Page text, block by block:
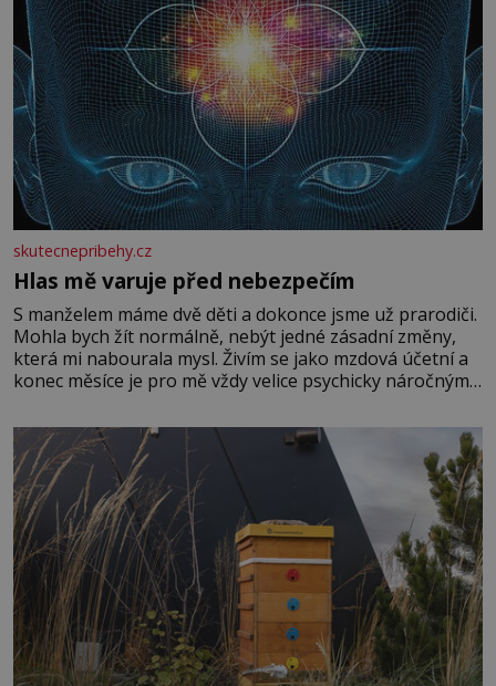
skutecnepribehy.cz
Hlas mě varuje před nebezpečím
S manželem máme dvě děti a dokonce jsme už prarodiči.
Mohla bych žít normálně, nebýt jedné zásadní změny,
která mi nabourala mysl. Živím se jako mzdová účetní a
konec měsíce je pro mě vždy velice psychicky náročným
dál častěji volá o pomoc, co se hlídání týče. Dalo by se